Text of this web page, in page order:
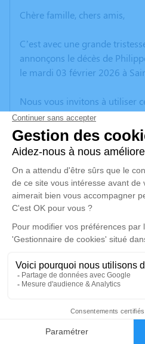
Faire-part
Chère famille, chers amis,
C’est avec une grande
annonçons le décès de
le mardi 03 février 2026 à
Nous vous invitons à utiliser
vos condoléances, partager
anecdote ou exprimer vos
poèmes ou des textes. Cet
d'expression dédié à honorer
SANTOPIETRO.
Un service de plantation
disponible ici.
Cérémonie
crematorium de Blyes
01150 Blyes